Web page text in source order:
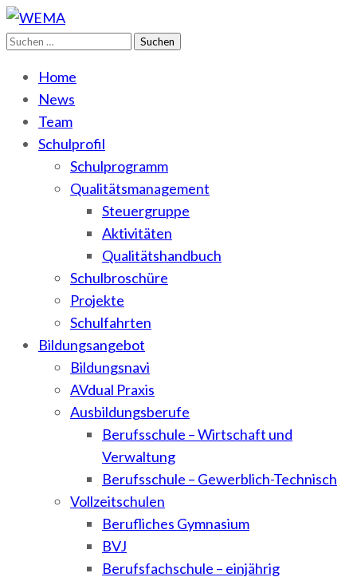
WEMA
BbS I des Salzlandkreises
Suchen
Home
News
Team
Schulprofil
Schulprogramm
Qualitätsmanagement
Steuergruppe
Aktivitäten
Qualitätshandbuch
Schulbroschüre
Projekte
Schulfahrten
Bildungsangebot
Bildungsnavi
AVdual Praxis
Ausbildungsberufe
Berufsschule – Wirtschaft und
Verwaltung
Berufsschule – Gewerblich-Technisch
Vollzeitschulen
Berufliches Gymnasium
BVJ
Berufsfachschule – einjährig